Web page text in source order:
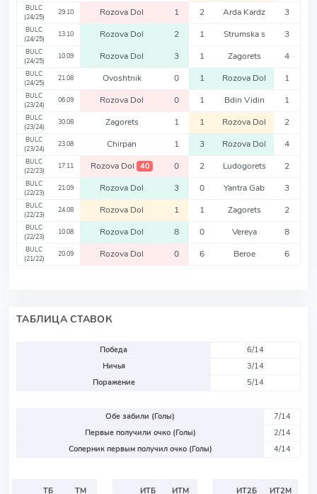
BULC
(24/25)
29.10 Rozova Dol 1 2 Arda Kardz 3
BULC
(24/25)
13.10 Rozova Dol 2 1 Strumska s 3
BULC
(24/25)
10.09 Rozova Dol 3 1 Zagorets 4
BULC
(24/25)
21.08 Ovoshtnik 0 1 Rozova Dol 1
BULC
(23/24)
06.09 Rozova Dol 0 1 Bdin Vidin 1
BULC
(23/24)
30.08 Zagorets 1 1 Rozova Dol 2
BULC
(23/24)
23.08 Chirpan 1 3 Rozova Dol 4
BULC
(22/23)
17.11 Rozova Dol 40 0 2 Ludogorets 2
BULC
(22/23)
21.09 Rozova Dol 3 0 Yantra Gab 3
BULC
(22/23)
24.08 Rozova Dol 1 1 Zagorets 2
BULC
(22/23)
10.08 Rozova Dol 8 0 Vereya 8
BULC
(21/22)
20.09 Rozova Dol 0 6 Beroe 6
ТАБЛИЦА СТАВОК
Победа
6/14
Ничья
3/14
Поражение
5/14
Обе забили (Голы)
7/14
Первые получили очко (Голы)
2/14
Соперник первым получил очко (Голы)
4/14
ТБ
ТМ
ИТБ
ИТМ
ИТ2Б
ИТ2М